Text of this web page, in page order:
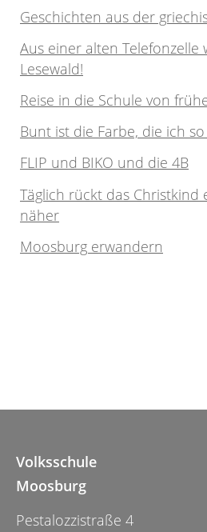
Geschichten aus der
Aus einer alten
Lesewald!
Reise in die Schule von
Bunt ist die Farbe, die ich
FLIP und BIKO und die 4B
Täglich rückt das Christkind
näher
Moosburg erwandern
Volksschule
Moosburg
Pestalozzistraße 4